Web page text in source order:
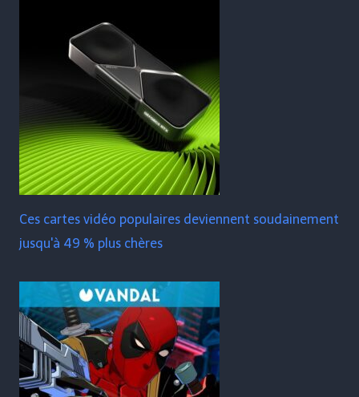
Ces cartes vidéo populaires deviennent soudainement
jusqu'à 49 % plus chères